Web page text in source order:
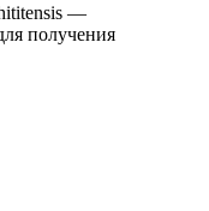
—
получения